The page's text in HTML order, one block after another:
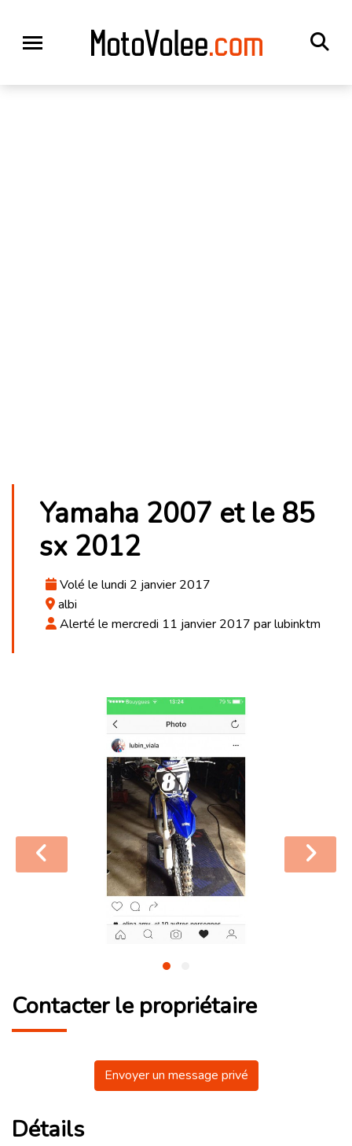
Yamaha 2007 et le 85
sx 2012
Volé le lundi 2 janvier 2017
albi
Alerté le mercredi 11 janvier 2017 par lubinktm
Contacter le propriétaire
Envoyer un message privé
Détails